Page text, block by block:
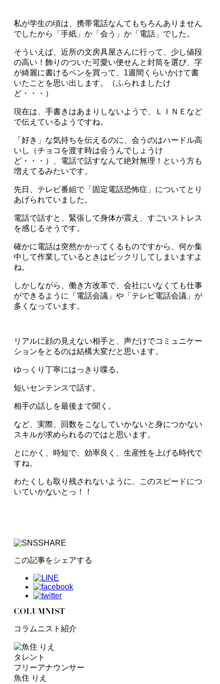
私が学生の頃は、携帯電話なんてもちろんありません
でしたから「手紙」か「会う」か「電話」でした。
そういえば、近所の文房具屋さんに行って、少し値段
の高い！飾りのついた可愛い便せんと封筒を選び、字
が綺麗に書けるペンを買って、1週間くらいかけて書
いたことを思い出します。（ふられましたけ
ど・・・）
現在は、手書きはあまりしないようで、ＬＩＮＥなど
で伝えているようですね。
「好き」な気持ちを伝えるのに、会うのはハードル高
いし（チョコを渡す時は会うんでしょうけ
ど・・・）、電話で話すなんて絶対無理！という方も
増えてるみたいです。
先日、テレビ番組で「固定電話恐怖症」についてとり
あげられていました。
電話で話すと、緊張して身体が震え、すごいストレス
を感じるそうです。
確かに電話は突然かかってくるものですから、何か集
中して作業しているときはビックリしてしまいますよ
ね。
しかしながら、働き方改革で、会社にいなくても仕事
ができるように「電話会議」や「テレビ電話会議」が
多くなっています。
リアルに顔の見えない相手と、声だけでコミュニケー
ションをとるのは結構大変だと思います。
ゆっくり丁寧にはっきり喋る。
短いセンテンスで話す。
相手の話しを最後まで聞く。
など、実際、回数をこなしていかないと身につかない
スキルが求められるのではと思います。
とにかく、時短で、効率良く、生産性を上げる時代で
すね。
わたくしも取り残されないように、このスピードにつ
いていかないとっ！！
この記事をシェアする
COLUMNIST
コラムニスト紹介
タレント
フリーアナウンサー
魚住 りえ